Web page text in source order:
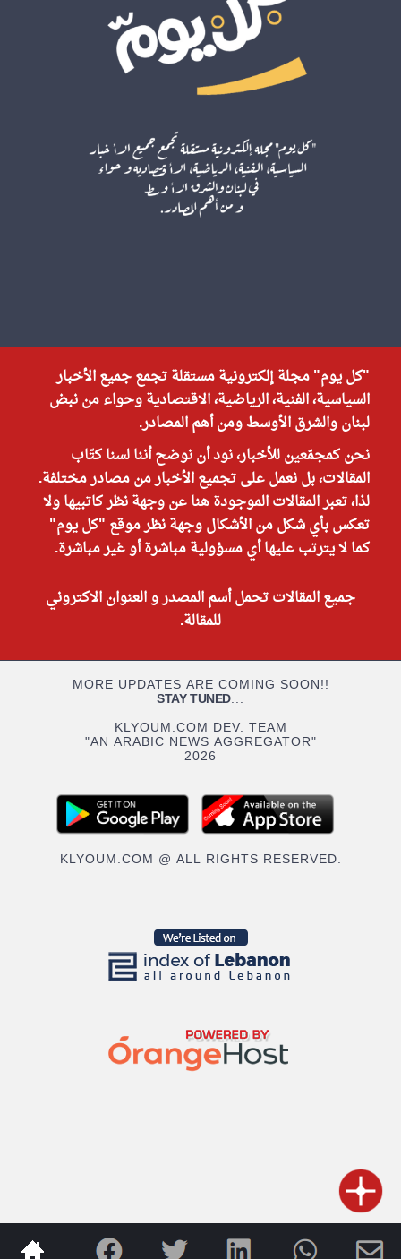
"كل يوم" مجلة إلكترونية مستقلة تجمع جميع الأخبار
السياسية، الفنية، الرياضية، الاقتصادية وحواء من نبض
لبنان والشرق الأوسط ومن أهم المصادر.
نحن كمجمّعين للأخبار، نود أن نوضح أننا لسنا كتّاب
المقالات، بل نعمل على تجميع الأخبار من مصادر مختلفة.
لذا، تعبر المقالات الموجودة هنا عن وجهة نظر كاتبيها ولا
تعكس بأي شكل من الأشكال وجهة نظر موقع "كل يوم"
كما لا يترتب عليها أي مسؤولية مباشرة أو غير مباشرة.
جميع المقالات تحمل أسم المصدر و العنوان الاكتروني
للمقالة.
MORE UPDATES ARE COMING SOON!!
STAY TUNED...
KLYOUM.COM DEV. TEAM
"AN ARABIC NEWS AGGREGATOR"
2026
KLYOUM.COM @ ALL RIGHTS RESERVED.